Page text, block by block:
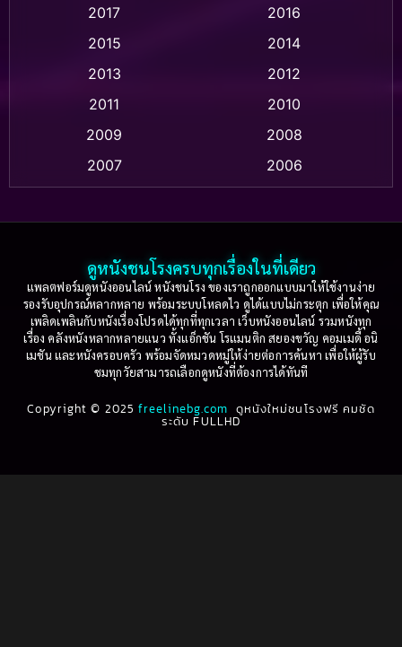
Based on a True Story เรื่องจริง(36)
Based on Novel(16)
Betrayal(1)
Biography(3)
2017
2016
2015
2014
2013
2012
2011
2010
2009
2008
2007
2006
2003
2002
2001
2000
1999
1998
1997
1996
1995
1994
1993
1992
1991
1990
ดูหนังชนโรงครบทุกเรื่องในที่เดียว
แพลตฟอร์มดูหนังออนไลน์ หนังชนโรง ของเราถูกออกแบบมาให้ใช้งานง่าย
รองรับอุปกรณ์หลากหลาย พร้อมระบบโหลดไว ดูได้แบบไม่กระตุก เพื่อให้คุณ
เพลิดเพลินกับหนังเรื่องโปรดได้ทุกที่ทุกเวลา เว็บหนังออนไลน์ รวมหนังทุก
เรื่อง คลังหนังหลากหลายแนว ทั้งแอ็กชัน โรแมนติก สยองขวัญ คอมเมดี้ อนิ
เมชัน และหนังครอบครัว พร้อมจัดหมวดหมู่ให้ง่ายต่อการค้นหา เพื่อให้ผู้รับ
ชมทุกวัยสามารถเลือกดูหนังที่ต้องการได้ทันที
Copyright © 2025freelinebg.com ดูหนังใหม่ชนโรงฟรี คมชัด
ระดับ FULLHD